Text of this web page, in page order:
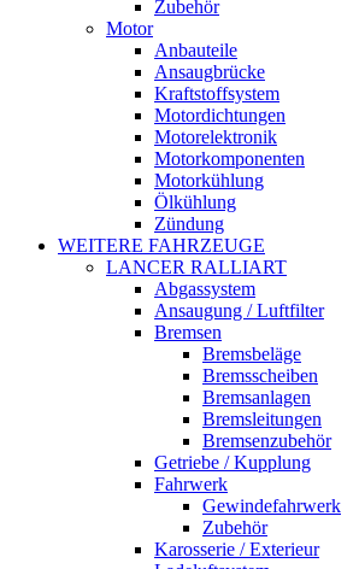
Zubehör
Motor
Anbauteile
Ansaugbrücke
Kraftstoffsystem
Motordichtungen
Motorelektronik
Motorkomponenten
Motorkühlung
Ölkühlung
Zündung
WEITERE FAHRZEUGE
LANCER RALLIART
Abgassystem
Ansaugung / Luftfilter
Bremsen
Bremsbeläge
Bremsscheiben
Bremsanlagen
Bremsleitungen
Bremsenzubehör
Getriebe / Kupplung
Fahrwerk
Gewindefahrwerk
Zubehör
Karosserie / Exterieur